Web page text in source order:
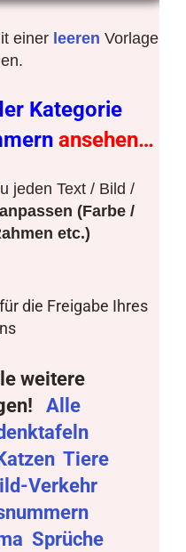
einer leeren Vorlage
Kategorie
ansehen…
jeden Text / Bild /
anpassen (Farbe /
etc.)
die Freigabe Ihres
weitere
Alle
Tiere
Verkehr
Sprüche